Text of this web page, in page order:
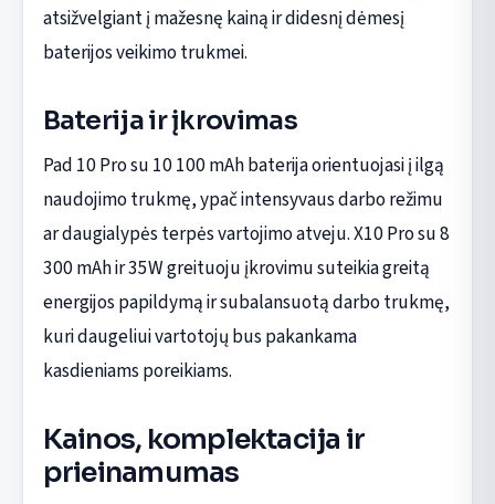
atsižvelgiant į mažesnę kainą ir didesnį dėmesį
baterijos veikimo trukmei.
Baterija ir įkrovimas
Pad 10 Pro su 10 100 mAh baterija orientuojasi į ilgą
naudojimo trukmę, ypač intensyvaus darbo režimu
ar daugialypės terpės vartojimo atveju. X10 Pro su 8
300 mAh ir 35W greituoju įkrovimu suteikia greitą
energijos papildymą ir subalansuotą darbo trukmę,
kuri daugeliui vartotojų bus pakankama
kasdieniams poreikiams.
Kainos, komplektacija ir
prieinamumas